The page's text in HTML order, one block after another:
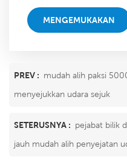
MENGEMUKAKAN
PREV : mudah alih paksi
menyejukkan udara sejuk
SETERUSNYA : pejabat bilik
jauh mudah alih penyejatan